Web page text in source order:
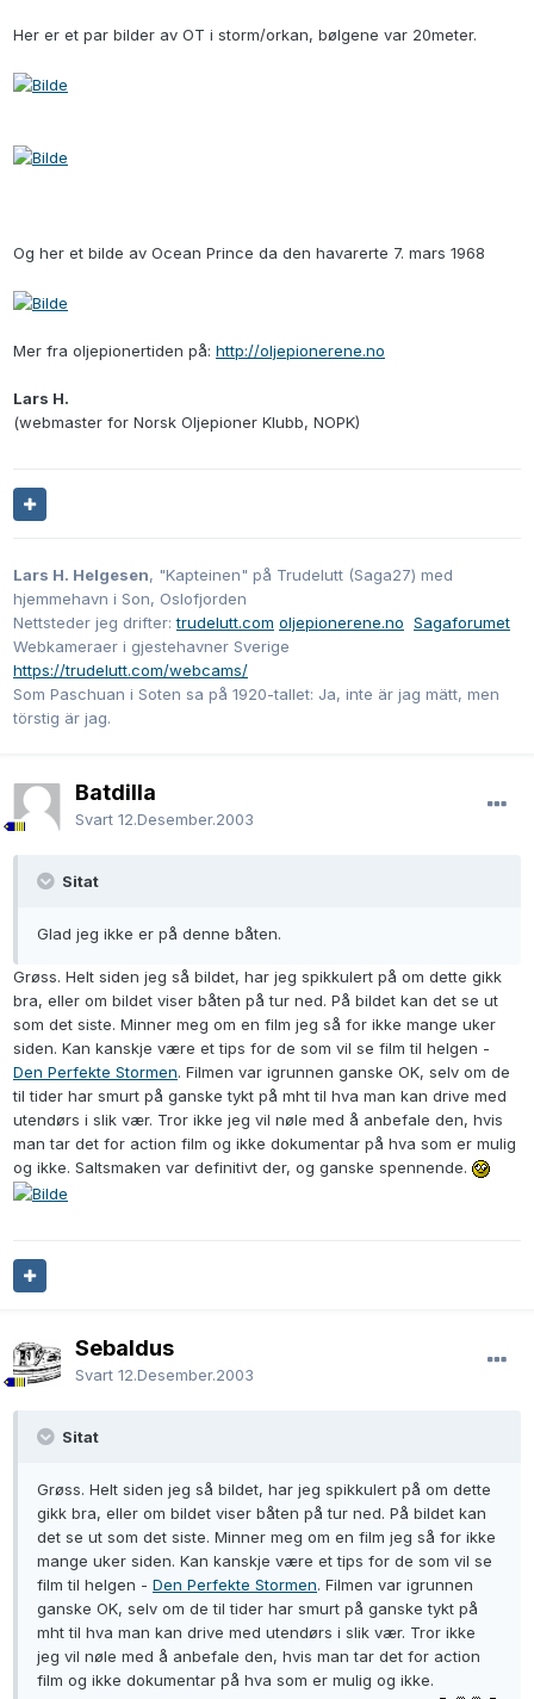
Her er et par bilder av OT i storm/orkan, bølgene var 20meter.
Og her et bilde av Ocean Prince da den havarerte 7. mars 1968
Mer fra oljepionertiden på: http://oljepionerene.no
Lars H.
(webmaster for Norsk Oljepioner Klubb, NOPK)
Lars H. Helgesen, "Kapteinen" på Trudelutt (Saga27) med
hjemmehavn i Son, Oslofjorden
Nettsteder jeg drifter:trudelutt.com oljepionerene.no Sagaforumet
Webkameraer i gjestehavner Sverige
https://trudelutt.com/webcams/
Som Paschuan i Soten sa på 1920-tallet: Ja, inte är jag mätt, men
törstig är jag.
Batdilla
Svart 12.Desember.2003
Sitat
Glad jeg ikke er på denne båten.
Grøss. Helt siden jeg så bildet, har jeg spikkulert på om dette gikk
bra, eller om bildet viser båten på tur ned. På bildet kan det se ut
som det siste. Minner meg om en film jeg så for ikke mange uker
siden. Kan kanskje være et tips for de som vil se film til helgen -
Den Perfekte Stormen. Filmen var igrunnen ganske OK, selv om de
til tider har smurt på ganske tykt på mht til hva man kan drive med
utendørs i slik vær. Tror ikke jeg vil nøle med å anbefale den, hvis
man tar det for action film og ikke dokumentar på hva som er mulig
og ikke. Saltsmaken var definitivt der, og ganske spennende.
Sebaldus
Svart 12.Desember.2003
Sitat
Grøss. Helt siden jeg så bildet, har jeg spikkulert på om dette
gikk bra, eller om bildet viser båten på tur ned. På bildet kan
det se ut som det siste. Minner meg om en film jeg så for ikke
mange uker siden. Kan kanskje være et tips for de som vil se
film til helgen - Den Perfekte Stormen. Filmen var igrunnen
ganske OK, selv om de til tider har smurt på ganske tykt på
mht til hva man kan drive med utendørs i slik vær. Tror ikke
jeg vil nøle med å anbefale den, hvis man tar det for action
film og ikke dokumentar på hva som er mulig og ikke.